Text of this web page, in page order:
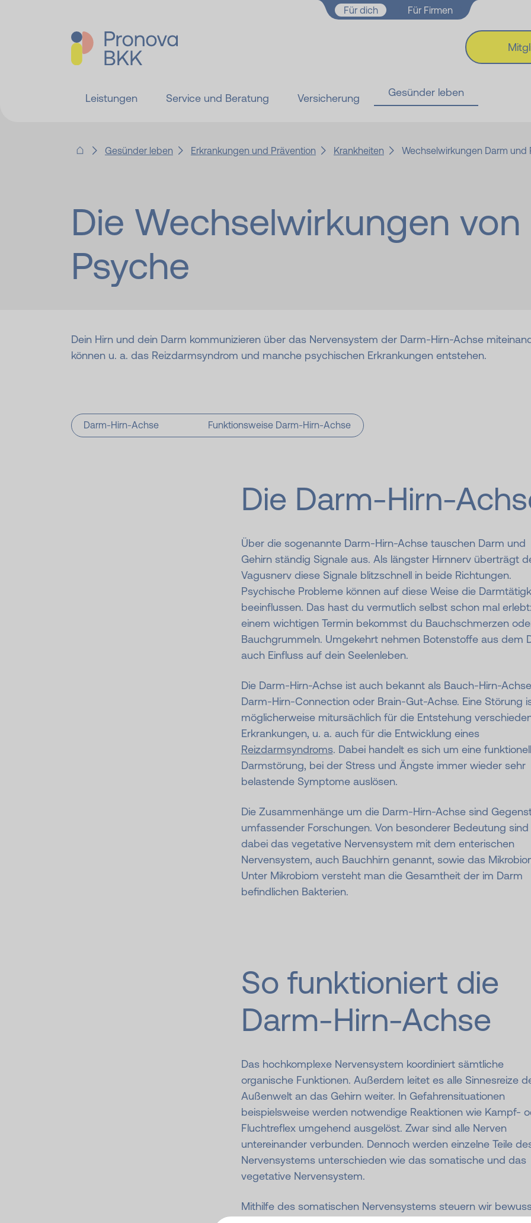
Zum Hauptinhalt springen
Für dich Für Firmen
Leistungen Service und Beratung Versicherung Gesünder leben
Gesünder leben Erkrankungen und Prävention Krankheiten Wechselwirkungen Darm und
Die Wechsel­wirkungen
Psyche
Dein Hirn und dein Darm kommunizieren über das Nervensystem der Darm-Hirn-Achse
können u. a. das Reizdarmsyndrom und manche psychischen Erkrankungen entstehen.
Darm-Hirn-Achse Funktionsweise Darm-Hirn-Achse
Die Darm-Hirn-
Über die sogenannte Darm-Hirn-Achse tauschen Darm und
Gehirn ständig Signale aus. Als längster Hirnnerv überträgt
Vagusnerv diese Signale blitzschnell in beide Richtungen.
Psychische Probleme können auf diese Weise die
beeinflussen. Das hast du vermutlich selbst schon mal
einem wichtigen Termin bekommst du Bauchschmerzen
Bauchgrummeln. Umgekehrt nehmen Botenstoffe aus dem
auch Einfluss auf dein Seelenleben.
Die Darm-Hirn-Achse ist auch bekannt als Bauch-Hirn-
Darm-Hirn-Connection oder Brain-Gut-Achse. Eine Störung
möglicherweise mitursächlich für die Entstehung
Erkrankungen, u. a. auch für die Entwicklung eines
Reizdarmsyndroms. Dabei handelt es sich um eine
Darmstörung, bei der Stress und Ängste immer wieder sehr
belastende Symptome auslösen.
Die Zusammenhänge um die Darm-Hirn-Achse sind
umfassender Forschungen. Von besonderer Bedeutung sind
dabei das vegetative Nervensystem mit dem enterischen
Nervensystem, auch Bauchhirn genannt, sowie das
Unter Mikrobiom versteht man die Gesamtheit der im Darm
befindlichen Bakterien.
So funktioniert die
Darm-Hirn-Achse
Das hochkomplexe Nervensystem koordiniert sämtliche
organische Funktionen. Außerdem leitet es alle Sinnesreize
Außenwelt an das Gehirn weiter. In Gefahrensituationen
beispielsweise werden notwendige Reaktionen wie Kampf-
Fluchtreflex umgehend ausgelöst. Zwar sind alle Nerven
untereinander verbunden. Dennoch werden einzelne Teile
Nervensystems unterschieden wie das somatische und das
vegetative Nervensystem.
Mithilfe des somatischen Nervensystems steuern wir